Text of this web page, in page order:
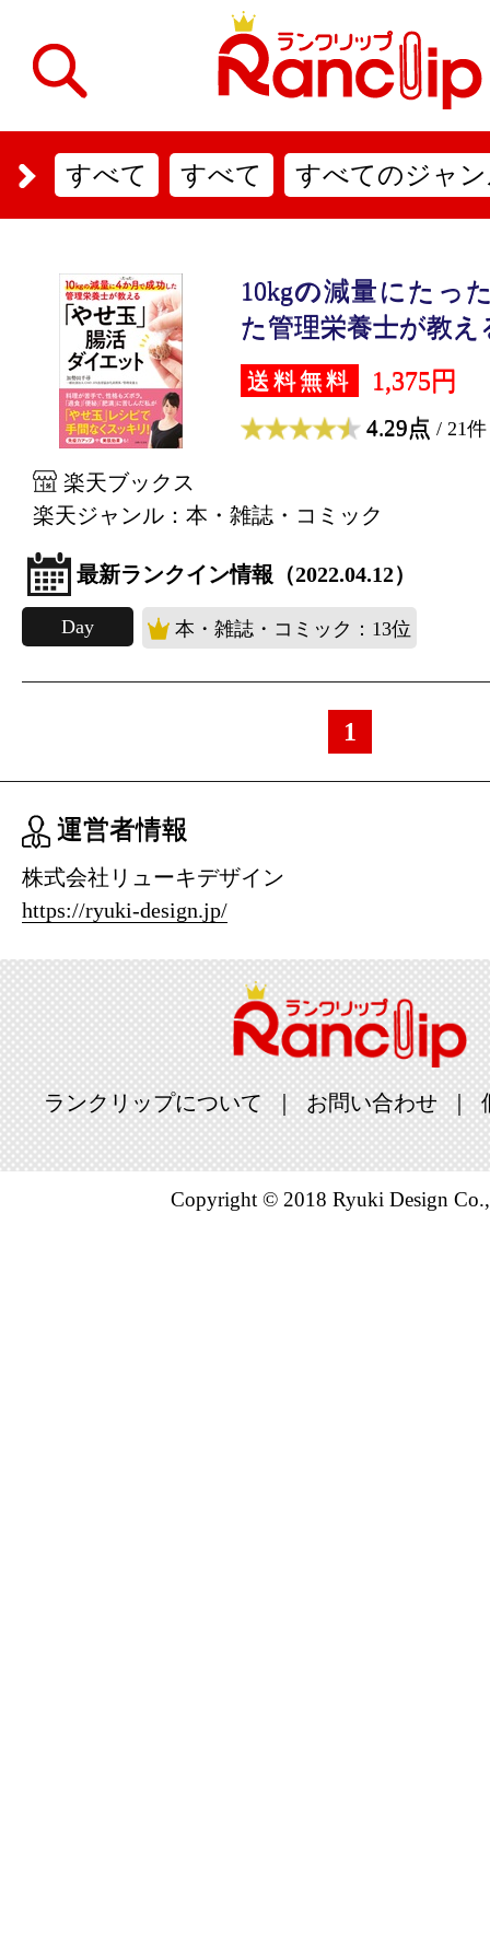
すべて すべて すべてのジャ
10kgの減量にたっ
た管理栄養士が教え
送料無料 1,375円
4.29点 / 21件
楽天ブックス
楽天ジャンル：本・雑誌・コミック
最新ランクイン情報（2022.04.12）
Day 本・雑誌・コミック：13位
1
運営者情報
株式会社リューキデザイン
https://ryuki-design.jp/
ランクリップについて お問い合わせ
Copyright © 2018 Ryuki Design